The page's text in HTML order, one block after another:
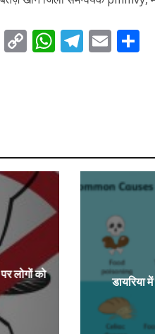
T C
n
k
W
p
p
T
m
E
लोगों को
डायरिया